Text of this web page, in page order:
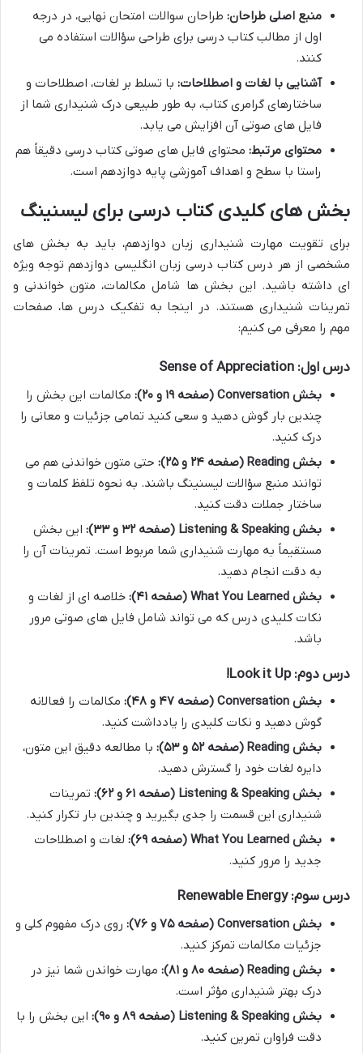
منبع اصلی طراحان: طراحان سوالات امتحان نهایی، در درجه
اول از مطالب کتاب درسی برای طراحی سؤالات استفاده می
کنند.
آشنایی با لغات و اصطلاحات: با تسلط بر لغات، اصطلاحات و
ساختارهای گرامری کتاب، به طور طبیعی درک شنیداری شما از
فایل های صوتی آن افزایش می یابد.
محتوای مرتبط: محتوای فایل های صوتی کتاب درسی دقیقاً هم
راستا با سطح و اهداف آموزشی پایه دوازدهم است.
بخش های کلیدی کتاب درسی برای لیسنینگ
برای تقویت مهارت شنیداری زبان دوازدهم، باید به بخش های
مشخصی از هر درس کتاب درسی زبان انگلیسی دوازدهم توجه ویژه
ای داشته باشید. این بخش ها شامل مکالمات، متون خواندنی و
تمرینات شنیداری هستند. در اینجا به تفکیک درس ها، صفحات
مهم را معرفی می کنیم:
درس اول: Sense of Appreciation
بخش Conversation (صفحه ۱۹ و ۲۰):
مکالمات این بخش را
چندین بار گوش دهید و سعی کنید تمامی جزئیات و معانی را
درک کنید.
بخش Reading (صفحه ۲۴ و ۲۵):
حتی متون خواندنی هم می
توانند منبع سؤالات لیسنینگ باشند. به نحوه تلفظ کلمات و
ساختار جملات دقت کنید.
بخش Listening & Speaking (صفحه ۳۲ و ۳۳):
این بخش
مستقیماً به مهارت شنیداری شما مربوط است. تمرینات آن را
به دقت انجام دهید.
بخش What You Learned (صفحه ۴۱):
خلاصه ای از لغات و
نکات کلیدی درس که می تواند شامل فایل های صوتی مرور
باشد.
درس دوم: Look it Up!
بخش Conversation (صفحه ۴۷ و ۴۸):
مکالمات را فعالانه
گوش دهید و نکات کلیدی را یادداشت کنید.
بخش Reading (صفحه ۵۲ و ۵۳):
با مطالعه دقیق این متون،
دایره لغات خود را گسترش دهید.
بخش Listening & Speaking (صفحه ۶۱ و ۶۲):
تمرینات
شنیداری این قسمت را جدی بگیرید و چندین بار تکرار کنید.
بخش What You Learned (صفحه ۶۹):
لغات و اصطلاحات
جدید را مرور کنید.
درس سوم: Renewable Energy
بخش Conversation (صفحه ۷۵ و ۷۶):
روی درک مفهوم کلی و
جزئیات مکالمات تمرکز کنید.
بخش Reading (صفحه ۸۰ و ۸۱):
مهارت خواندن شما نیز در
درک بهتر شنیداری مؤثر است.
بخش Listening & Speaking (صفحه ۸۹ و ۹۰):
این بخش را با
دقت فراوان تمرین کنید.